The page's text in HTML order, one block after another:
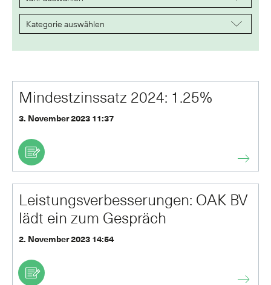
Mindestzinssatz 2024: 1.25%
3. November 2023 11:37
Leistungsverbesserungen: OAK BV
lädt ein zum Gespräch
2. November 2023 14:54